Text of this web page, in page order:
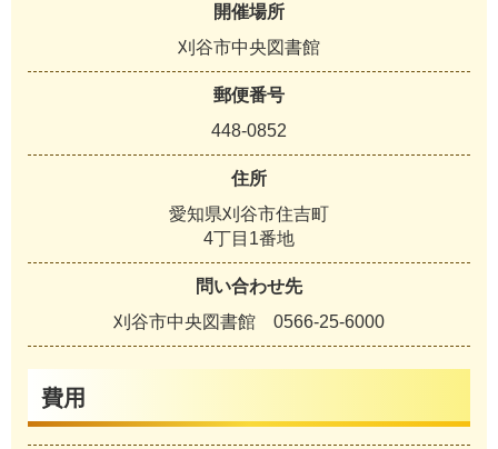
開催場所
刈谷市中央図書館
郵便番号
448-0852
住所
愛知県刈谷市住吉町
4丁目1番地
問い合わせ先
刈谷市中央図書館 0566-25-6000
費用